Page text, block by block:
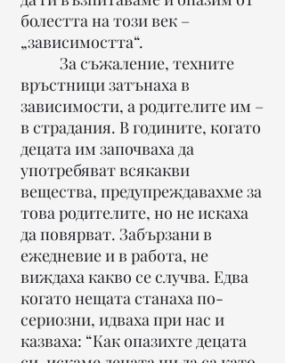
болестта на този век –
„зависимостта“.
За съжаление, техните
връстници затънаха в
зависимости, а родителите им –
в страдания. В годините, когато
децата им започваха да
употребяват всякакви
вещества, предупреждавахме за
това родителите, но не искаха
да повярват. Забързани в
ежедневие и в работа, не
виждаха какво се случва. Едва
когато нещата станаха по-
сериозни, идваха при нас и
казваха: “Как опазихте децата